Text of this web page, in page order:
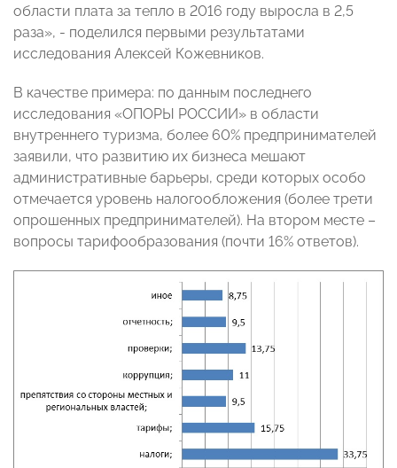
области плата за тепло в 2016 году выросла в 2,5
раза», - поделился первыми результатами
исследования Алексей Кожевников.
В качестве примера: по данным последнего
исследования «ОПОРЫ РОССИИ» в области
внутреннего туризма, более 60% предпринимателей
заявили, что развитию их бизнеса мешают
административные барьеры, среди которых особо
отмечается уровень налогообложения (более трети
опрошенных предпринимателей). На втором месте –
вопросы тарифообразования (почти 16% ответов).